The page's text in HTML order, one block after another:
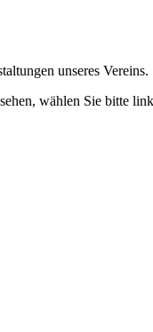
unseres
wählen Sie bitte